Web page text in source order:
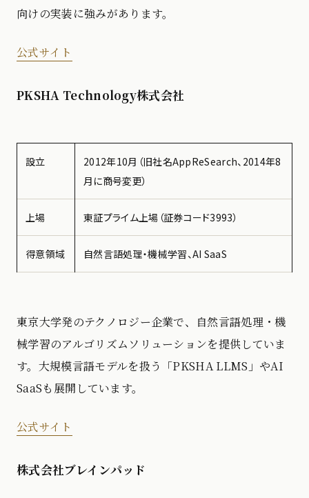
向けの実装に強みがあります。
公式サイト
PKSHA Technology株式会社
設立
2012年10月（旧社名AppReSearch、2014年8
月に商号変更）
上場 東証プライム上場（証券コード3993）
得意領域 自然言語処理・機械学習、AI SaaS
東京大学発のテクノロジー企業で、自然言語処理・機
械学習のアルゴリズムソリューションを提供していま
す。大規模言語モデルを扱う「PKSHA LLMS」やAI
SaaSも展開しています。
公式サイト
株式会社ブレインパッド